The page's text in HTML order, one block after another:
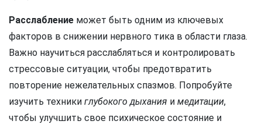
Расслабление может быть одним из ключевых
факторов в снижении нервного тика в области глаза.
Важно научиться расслабляться и контролировать
стрессовые ситуации, чтобы предотвратить
повторение нежелательных спазмов. Попробуйте
изучить техники глубокого дыхания и медитации,
чтобы улучшить свое психическое состояние и